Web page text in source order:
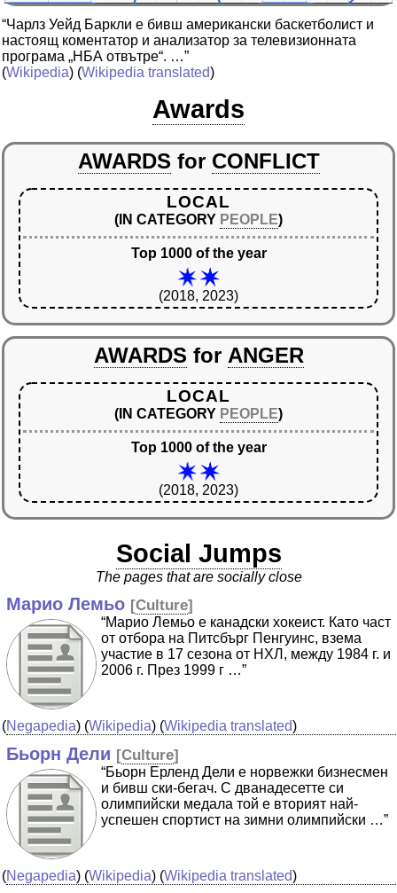
“Чарлз Уейд Баркли е бивш американски баскетболист и
настоящ коментатор и анализатор за телевизионната
програма „НБА отвътре“. …”
(Wikipedia) (Wikipedia translated)
Awards
AWARDS for CONFLICT
LOCAL
(IN CATEGORY PEOPLE)
Top 1000 of the year
(2018, 2023)
AWARDS for ANGER
LOCAL
(IN CATEGORY PEOPLE)
Top 1000 of the year
(2018, 2023)
Social Jumps
The pages that are socially close
Марио Лемьо [Culture]
“Марио Лемьо е канадски хокеист. Като част
от отбора на Питсбърг Пенгуинс, взема
участие в 17 сезона от НХЛ, между 1984 г. и
2006 г. През 1999 г …”
(Negapedia) (Wikipedia) (Wikipedia translated)
Бьорн Дели [Culture]
“Бьорн Ерленд Дели е норвежки бизнесмен
и бивш ски-бегач. С дванадесетте си
олимпийски медала той е вторият най-
успешен спортист на зимни олимпийски …”
(Negapedia) (Wikipedia) (Wikipedia translated)